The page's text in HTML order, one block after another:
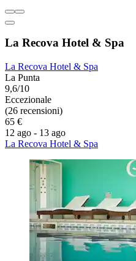
La Recova Hotel & Spa
La Recova Hotel & Spa
La Punta
9,6/10
Eccezionale
(26 recensioni)
65 €
12 ago - 13 ago
La Recova Hotel & Spa